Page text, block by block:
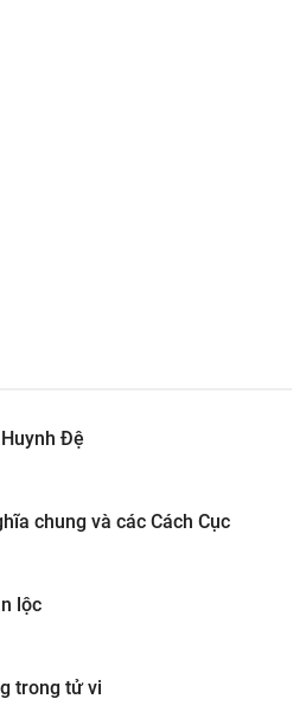
Đệ
chung và các Cách Cục
lộc
trong tử vi